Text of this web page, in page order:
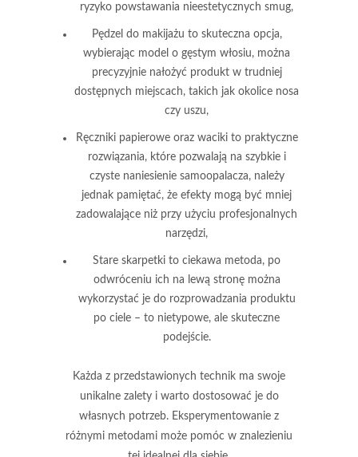
ryzyko powstawania nieestetycznych smug,
Pędzel do makijażu to skuteczna opcja,
wybierając model o gęstym włosiu, można
precyzyjnie nałożyć produkt w trudniej
dostępnych miejscach, takich jak okolice nosa
czy uszu,
Ręczniki papierowe oraz wacikito praktyczne
rozwiązania, które pozwalają na szybkie i
czyste naniesienie samoopalacza, należy
jednak pamiętać, że efekty mogą być mniej
zadowalające niż przy użyciu profesjonalnych
narzędzi,
Stare skarpetki to ciekawa metoda, po
odwróceniu ich na lewą stronę można
wykorzystać je do rozprowadzania produktu
po ciele – to nietypowe, ale skuteczne
podejście.
Każda z przedstawionych technik ma swoje
unikalne zalety i warto dostosować je do
własnych potrzeb. Eksperymentowanie z
różnymi metodami może pomóc w znalezieniu